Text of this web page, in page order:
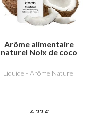
Arôme alimentaire
naturel Noix de coco
Liquide - Arôme Naturel